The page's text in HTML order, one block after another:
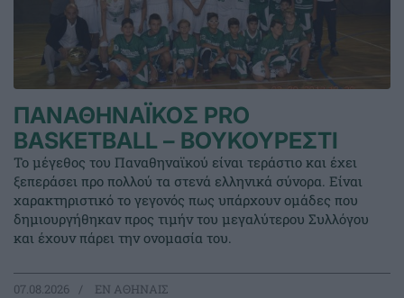
ΠΑΝΑΘΗΝΑΪΚΟΣ PRO
BASKETBALL – ΒΟΥΚΟΥΡΕΣΤΙ
Το μέγεθος του Παναθηναϊκού είναι τεράστιο και έχει
ξεπεράσει προ πολλού τα στενά ελληνικά σύνορα. Είναι
χαρακτηριστικό το γεγονός πως υπάρχουν ομάδες που
δημιουργήθηκαν προς τιμήν του μεγαλύτερου Συλλόγου
και έχουν πάρει την ονομασία του.
07.08.2026 EΝ ΑΘΗΝΑΙΣ